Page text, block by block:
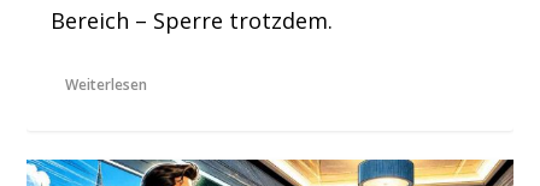
Bereich – Sperre trotzdem.
Weiterlesen